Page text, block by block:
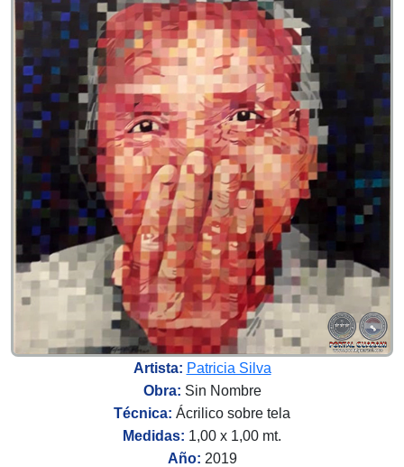
Artista: Patricia Silva
Obra: Sin Nombre
Técnica: Ácrilico sobre tela
Medidas: 1,00 x 1,00 mt.
Año: 2019